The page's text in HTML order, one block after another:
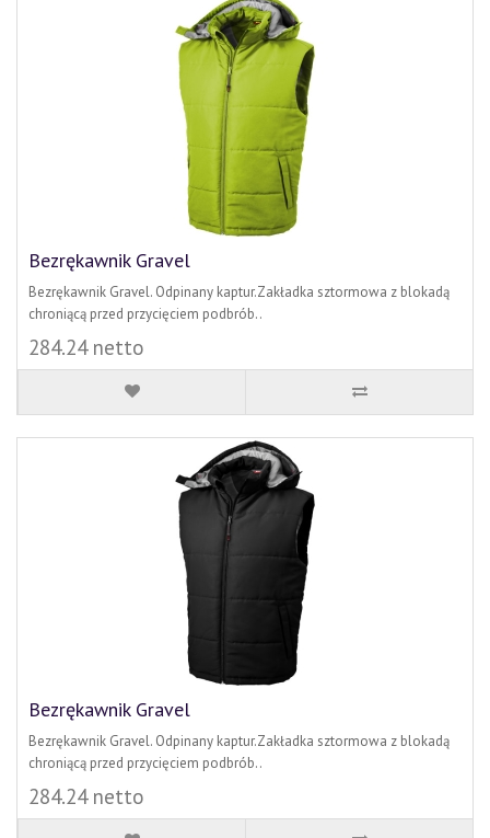
Bezrękawnik Gravel
Bezrękawnik Gravel. Odpinany kaptur.Zakładka sztormowa z blokadą
chroniącą przed przycięciem podbrób..
284.24 netto
Bezrękawnik Gravel
Bezrękawnik Gravel. Odpinany kaptur.Zakładka sztormowa z blokadą
chroniącą przed przycięciem podbrób..
284.24 netto